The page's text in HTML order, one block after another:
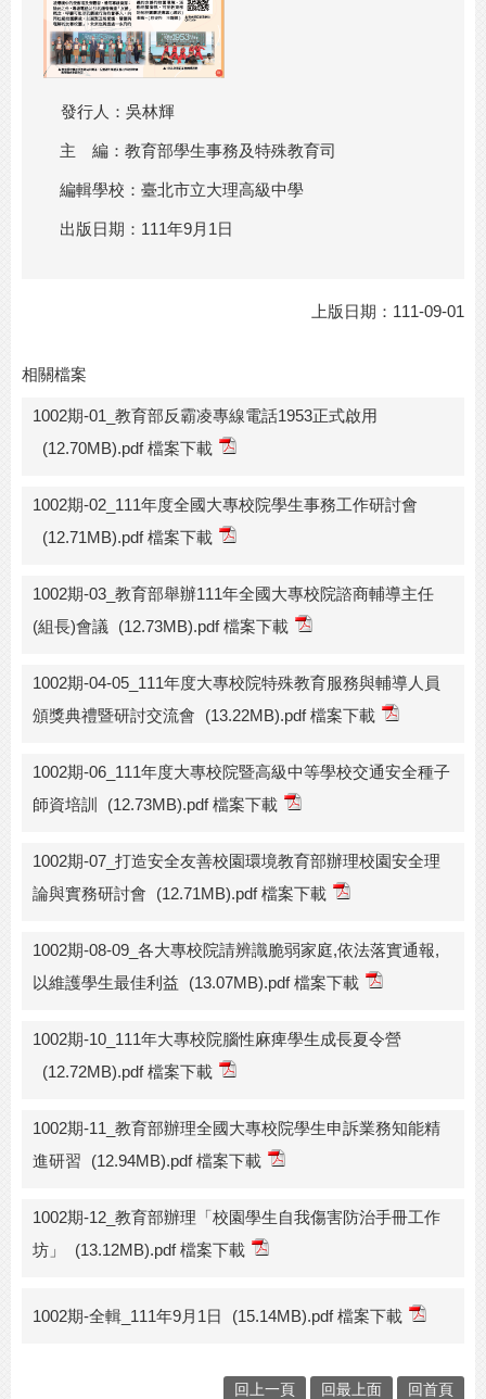
發行人：吳林輝
主 編：教育部學生事務及特殊教育司
編輯學校：臺北市立大理高級中學
出版日期：111年9月1日
上版日期：111-09-01
相關檔案
1002期-01_教育部反霸凌專線電話1953正式啟用
(12.70MB).pdf 檔案下載
1002期-02_111年度全國大專校院學生事務工作研討會
(12.71MB).pdf 檔案下載
1002期-03_教育部舉辦111年全國大專校院諮商輔導主任
(組長)會議
(12.73MB).pdf 檔案下載
1002期-04-05_111年度大專校院特殊教育服務與輔導人員
頒獎典禮暨研討交流會
(13.22MB).pdf 檔案下載
1002期-06_111年度大專校院暨高級中等學校交通安全種子
師資培訓
(12.73MB).pdf 檔案下載
1002期-07_打造安全友善校園環境教育部辦理校園安全理
論與實務研討會
(12.71MB).pdf 檔案下載
1002期-08-09_各大專校院請辨識脆弱家庭,依法落實通報,
以維護學生最佳利益
(13.07MB).pdf 檔案下載
1002期-10_111年大專校院腦性麻痺學生成長夏令營
(12.72MB).pdf 檔案下載
1002期-11_教育部辦理全國大專校院學生申訴業務知能精
進研習
(12.94MB).pdf 檔案下載
1002期-12_教育部辦理「校園學生自我傷害防治手冊工作
坊」
(13.12MB).pdf 檔案下載
1002期-全輯_111年9月1日 (15.14MB).pdf 檔案下載
回上一頁 回最上面 回首頁